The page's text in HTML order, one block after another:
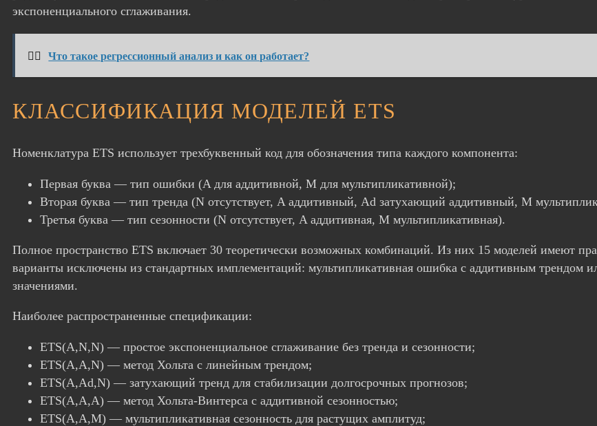
экспоненциального сглаживания.
👉🏻 Что такое регрессионный анализ и как он работает?
КЛАССИФИКАЦИЯ МОДЕЛЕЙ ETS
Номенклатура ETS использует трехбуквенный код для обозначения типа каждого компонента:
Первая буква — тип ошибки (A для аддитивной, M для мультипликативной);
Вторая буква — тип тренда (N отсутствует, A аддитивный, Ad затухающий аддитивный, M
Третья буква — тип сезонности (N отсутствует, A аддитивная, M мультипликативная).
Полное пространство ETS включает 30 теоретически возможных комбинаций. Из них 15 моделей имеют
варианты исключены из стандартных имплементаций: мультипликативная ошибка с аддитивным трендом
значениями.
Наиболее распространенные спецификации:
ETS(A,N,N) — простое экспоненциальное сглаживание без тренда и сезонности;
ETS(A,A,N) — метод Хольта с линейным трендом;
ETS(A,Ad,N) — затухающий тренд для стабилизации долгосрочных прогнозов;
ETS(A,A,A) — метод Хольта-Винтерса с аддитивной сезонностью;
ETS(A,A,M) — мультипликативная сезонность для растущих амплитуд;